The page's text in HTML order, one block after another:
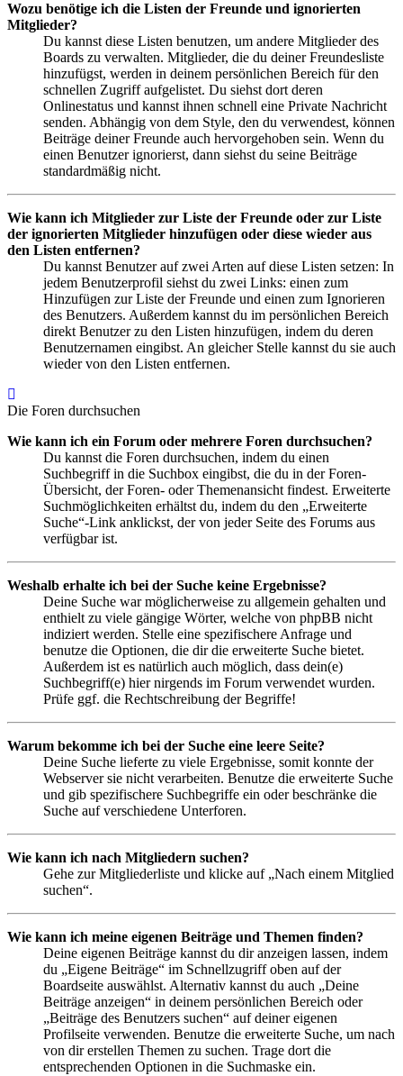
Wozu benötige ich die Listen der Freunde und ignorierten
Mitglieder?
Du kannst diese Listen benutzen, um andere Mitglieder des
Boards zu verwalten. Mitglieder, die du deiner Freundesliste
hinzufügst, werden in deinem persönlichen Bereich für den
schnellen Zugriff aufgelistet. Du siehst dort deren
Onlinestatus und kannst ihnen schnell eine Private Nachricht
senden. Abhängig von dem Style, den du verwendest, können
Beiträge deiner Freunde auch hervorgehoben sein. Wenn du
einen Benutzer ignorierst, dann siehst du seine Beiträge
standardmäßig nicht.
Wie kann ich Mitglieder zur Liste der Freunde oder zur Liste
der ignorierten Mitglieder hinzufügen oder diese wieder aus
den Listen entfernen?
Du kannst Benutzer auf zwei Arten auf diese Listen setzen: In
jedem Benutzerprofil siehst du zwei Links: einen zum
Hinzufügen zur Liste der Freunde und einen zum Ignorieren
des Benutzers. Außerdem kannst du im persönlichen Bereich
direkt Benutzer zu den Listen hinzufügen, indem du deren
Benutzernamen eingibst. An gleicher Stelle kannst du sie auch
wieder von den Listen entfernen.
oben
Die Foren durchsuchen
Wie kann ich ein Forum oder mehrere Foren durchsuchen?
Du kannst die Foren durchsuchen, indem du einen
Suchbegriff in die Suchbox eingibst, die du in der Foren-
Übersicht, der Foren- oder Themenansicht findest. Erweiterte
Suchmöglichkeiten erhältst du, indem du den „Erweiterte
Suche“-Link anklickst, der von jeder Seite des Forums aus
verfügbar ist.
Weshalb erhalte ich bei der Suche keine Ergebnisse?
Deine Suche war möglicherweise zu allgemein gehalten und
enthielt zu viele gängige Wörter, welche von phpBB nicht
indiziert werden. Stelle eine spezifischere Anfrage und
benutze die Optionen, die dir die erweiterte Suche bietet.
Außerdem ist es natürlich auch möglich, dass dein(e)
Suchbegriff(e) hier nirgends im Forum verwendet wurden.
Prüfe ggf. die Rechtschreibung der Begriffe!
Warum bekomme ich bei der Suche eine leere Seite?
Deine Suche lieferte zu viele Ergebnisse, somit konnte der
Webserver sie nicht verarbeiten. Benutze die erweiterte Suche
und gib spezifischere Suchbegriffe ein oder beschränke die
Suche auf verschiedene Unterforen.
Wie kann ich nach Mitgliedern suchen?
Gehe zur Mitgliederliste und klicke auf „Nach einem Mitglied
suchen“.
Wie kann ich meine eigenen Beiträge und Themen finden?
Deine eigenen Beiträge kannst du dir anzeigen lassen, indem
du „Eigene Beiträge“ im Schnellzugriff oben auf der
Boardseite auswählst. Alternativ kannst du auch „Deine
Beiträge anzeigen“ in deinem persönlichen Bereich oder
„Beiträge des Benutzers suchen“ auf deiner eigenen
Profilseite verwenden. Benutze die erweiterte Suche, um nach
von dir erstellen Themen zu suchen. Trage dort die
entsprechenden Optionen in die Suchmaske ein.